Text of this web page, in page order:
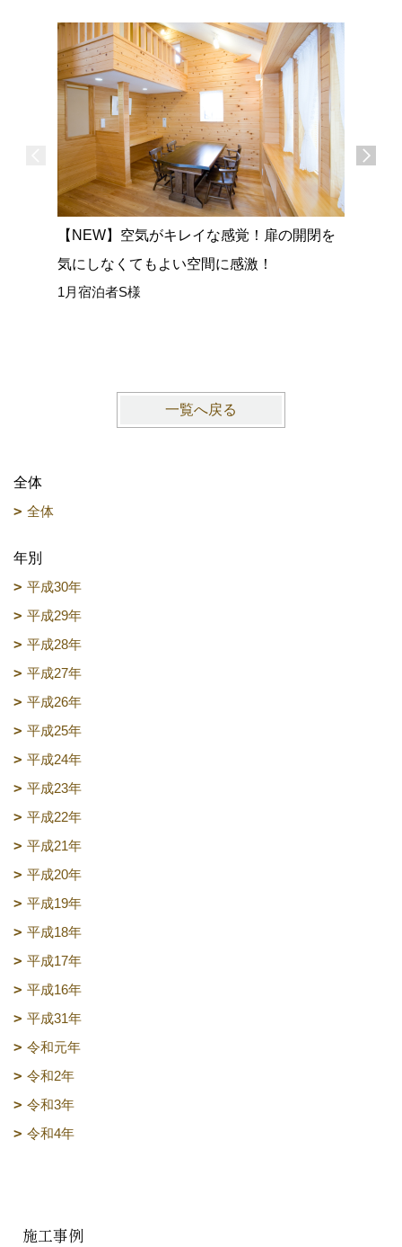
【NEW】空気がキレイな感覚！扉の開閉を
気にしなくてもよい空間に感激！
1月宿泊者S様
一覧へ戻る
全体
全体
年別
平成30年
平成29年
平成28年
平成27年
平成26年
平成25年
平成24年
平成23年
平成22年
平成21年
平成20年
平成19年
平成18年
平成17年
平成16年
平成31年
令和元年
令和2年
令和3年
令和4年
施工事例